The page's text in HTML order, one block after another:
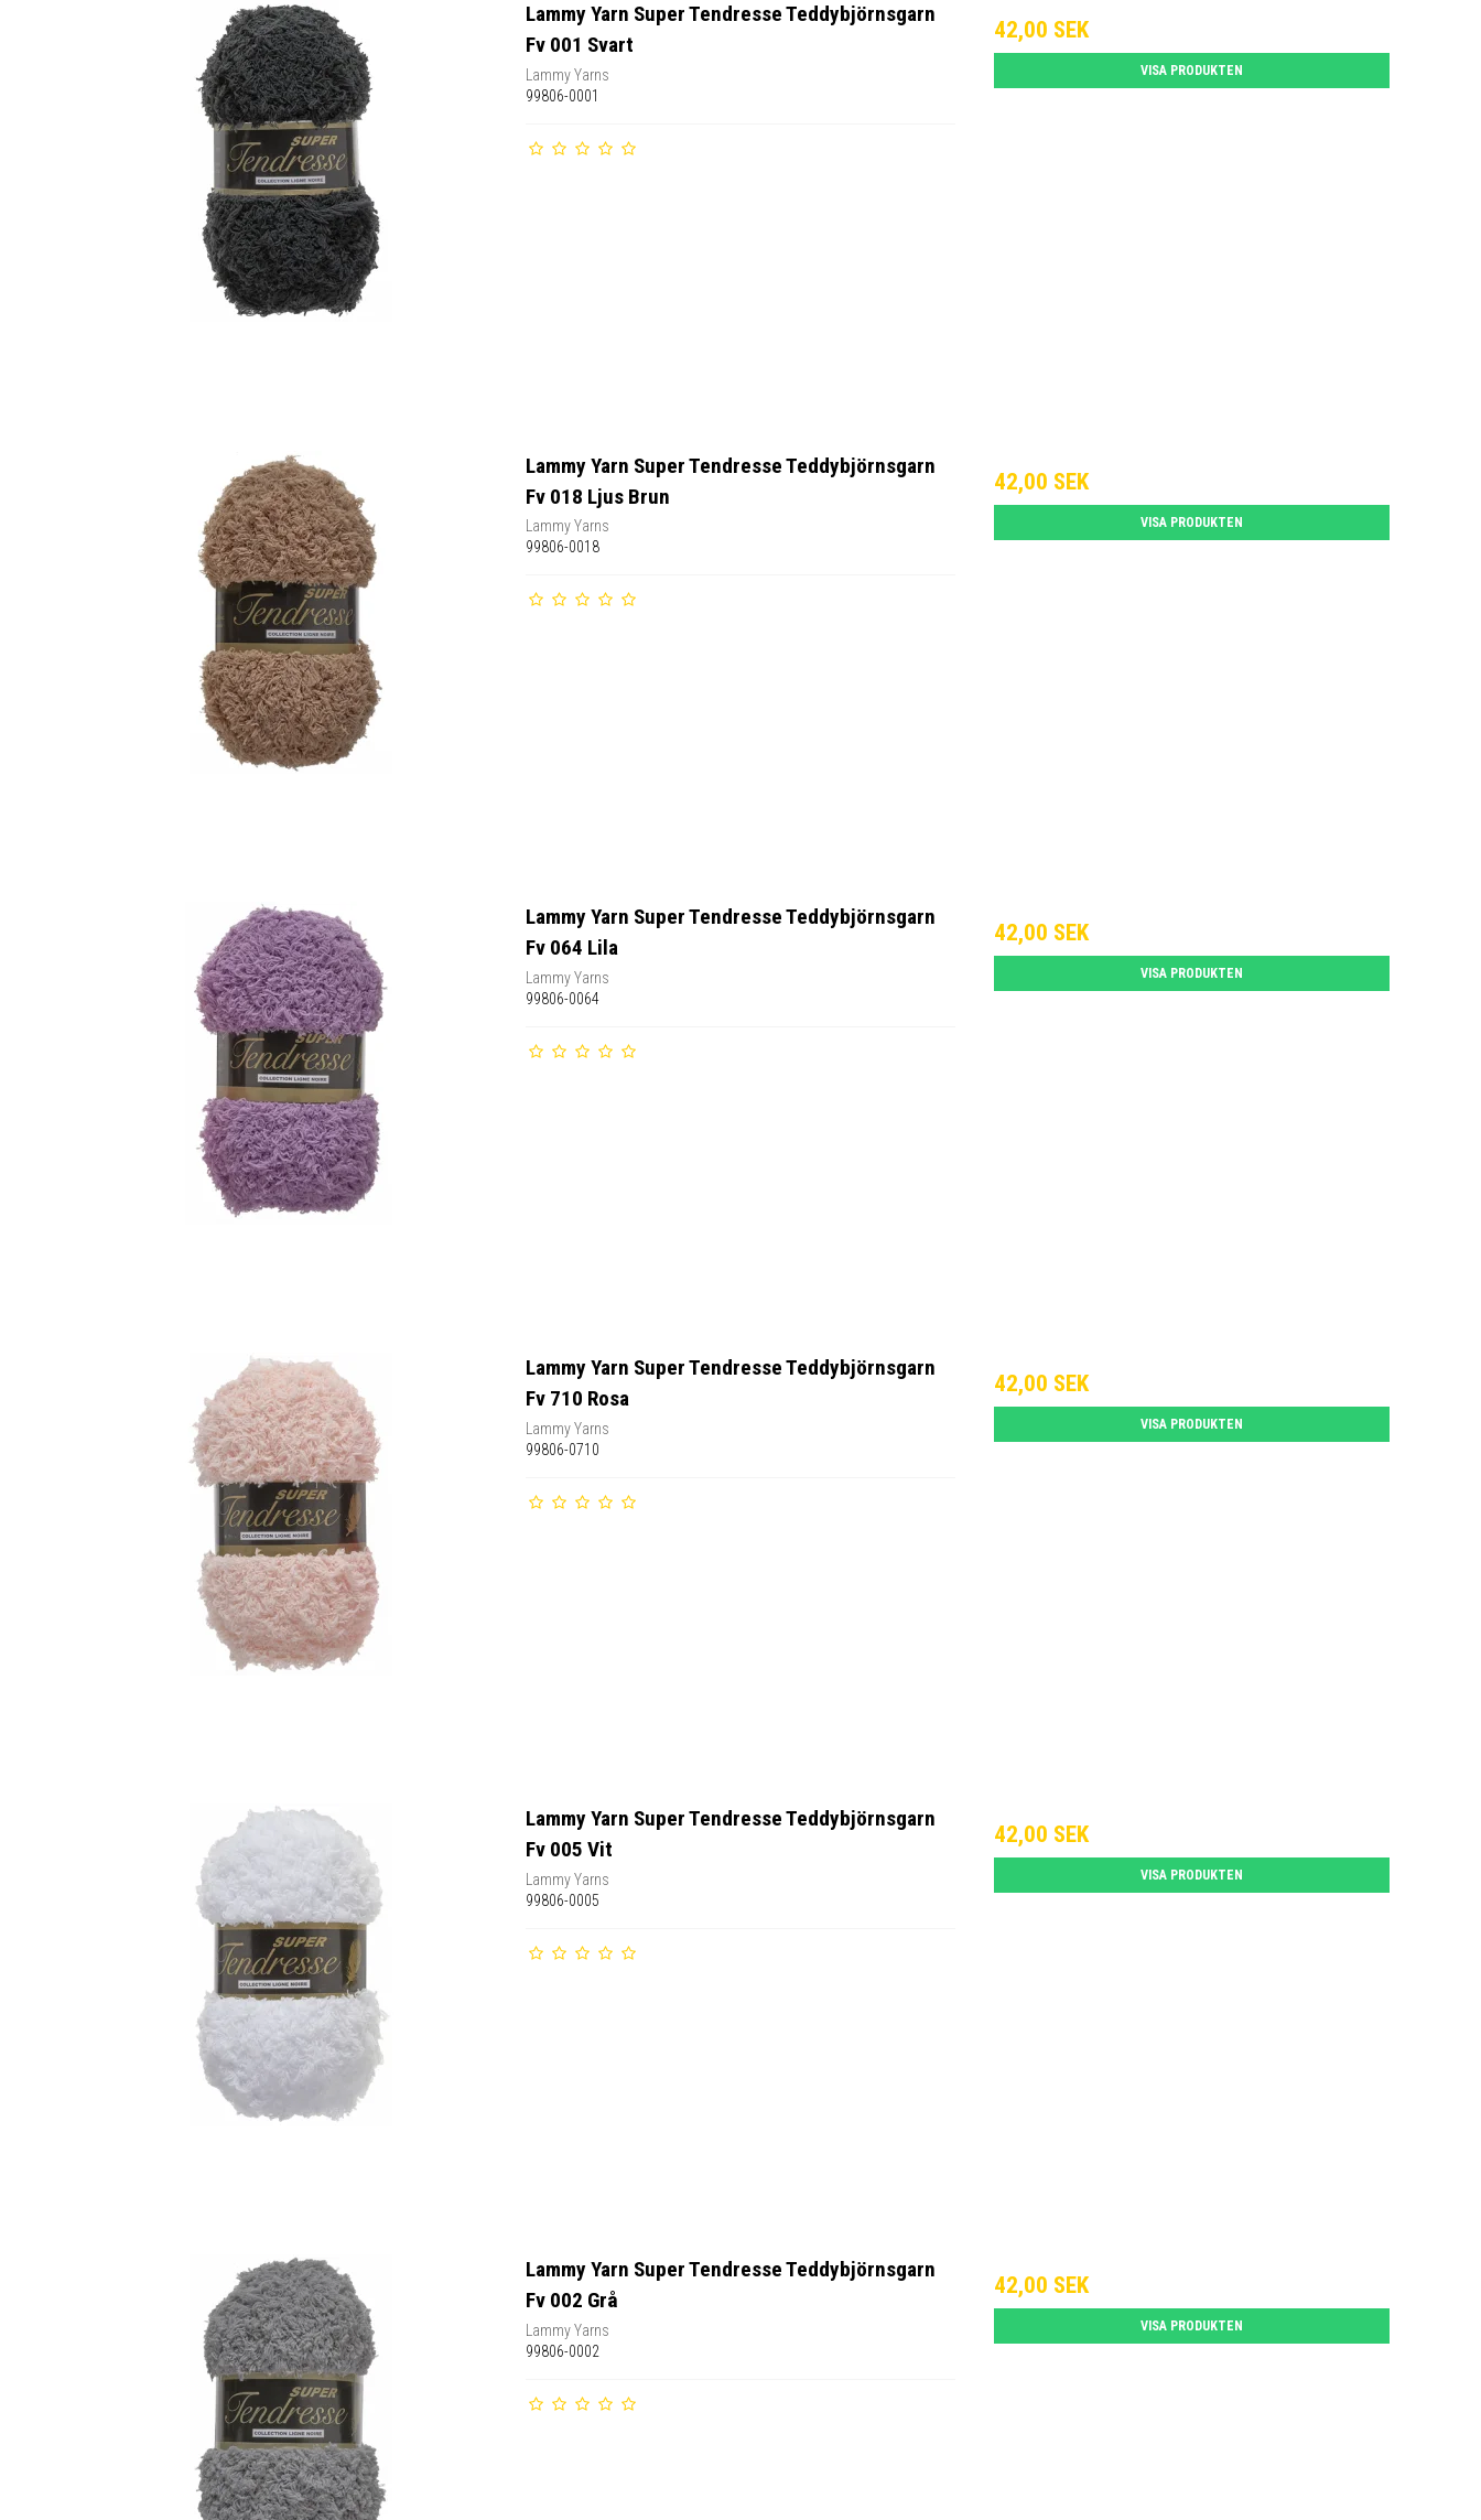
Lammy Yarn Super Tendresse Teddybjörnsgarn
Fv 001 Svart
Lammy Yarns
99806-0001
42,00 SEK
VISA PRODUKTEN
Lammy Yarn Super Tendresse Teddybjörnsgarn
Fv 018 Ljus Brun
Lammy Yarns
99806-0018
42,00 SEK
VISA PRODUKTEN
Lammy Yarn Super Tendresse Teddybjörnsgarn
Fv 064 Lila
Lammy Yarns
99806-0064
42,00 SEK
VISA PRODUKTEN
Lammy Yarn Super Tendresse Teddybjörnsgarn
Fv 710 Rosa
Lammy Yarns
99806-0710
42,00 SEK
VISA PRODUKTEN
Lammy Yarn Super Tendresse Teddybjörnsgarn
Fv 005 Vit
Lammy Yarns
99806-0005
42,00 SEK
VISA PRODUKTEN
Lammy Yarn Super Tendresse Teddybjörnsgarn
Fv 002 Grå
Lammy Yarns
99806-0002
42,00 SEK
VISA PRODUKTEN